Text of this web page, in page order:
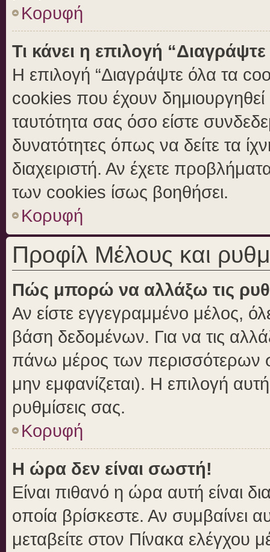
Κορυφή
Τι κάνει η επιλογή
Η επιλογή “Διαγράψτε όλα τα
cookies που έχουν
ταυτότητα σας όσο είστε
δυνατότητες όπως να δείτε τα
διαχειριστή. Αν έχετε
των cookies ίσως βοηθήσει.
Κορυφή
Προφίλ Μέλους και
Πώς μπορώ να αλλάξω τις
Αν είστε εγγεγραμμένο μέλος,
βάση δεδομένων. Για να τις
πάνω μέρος των περισσότερων
μην εμφανίζεται). Η επιλογή
ρυθμίσεις σας.
Κορυφή
Η ώρα δεν είναι σωστή!
Είναι πιθανό η ώρα αυτή είναι
οποία βρίσκεστε. Αν συμβαίνει
μεταβείτε στον Πίνακα ελέγχου